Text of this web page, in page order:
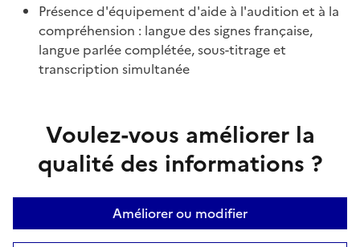
Présence d'équipement d'aide à l'audition et à la
compréhension : langue des signes française,
langue parlée complétée, sous-titrage et
transcription simultanée
Voulez-vous améliorer la
qualité des informations ?
Améliorer ou modifier